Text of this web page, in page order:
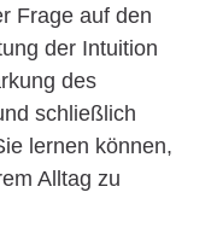
Frage auf den
der Intuition
des
schließlich
lernen können,
Alltag zu